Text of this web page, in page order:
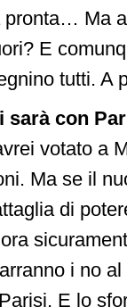
pronta… Ma
E
tutti. A
sarà con
votato a
Ma se il
di
i no
E lo